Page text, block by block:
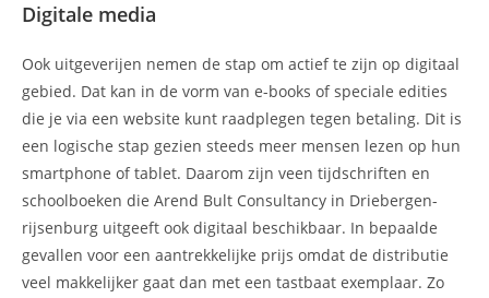
Digitale media
Ook uitgeverijen nemen de stap om actief te zijn op digitaal
gebied. Dat kan in de vorm van e-books of speciale edities
die je via een website kunt raadplegen tegen betaling. Dit is
een logische stap gezien steeds meer mensen lezen op hun
smartphone of tablet. Daarom zijn veen tijdschriften en
schoolboeken die Arend Bult Consultancy in Driebergen-
rijsenburg uitgeeft ook digitaal beschikbaar. In bepaalde
gevallen voor een aantrekkelijke prijs omdat de distributie
veel makkelijker gaat dan met een tastbaat exemplaar. Zo